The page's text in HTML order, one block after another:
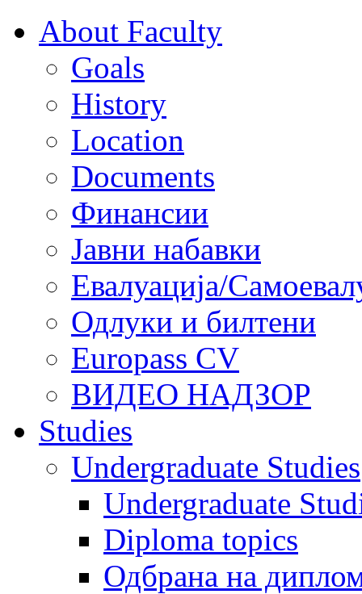
About Faculty
Goals
History
Location
Documents
Финансии
Јавни набавки
Евалуација/
Одлуки и билтени
Europass CV
ВИДЕО НАДЗОР
Studies
Undergraduate Studies
Undergraduate
Diploma topics
Одбрана на